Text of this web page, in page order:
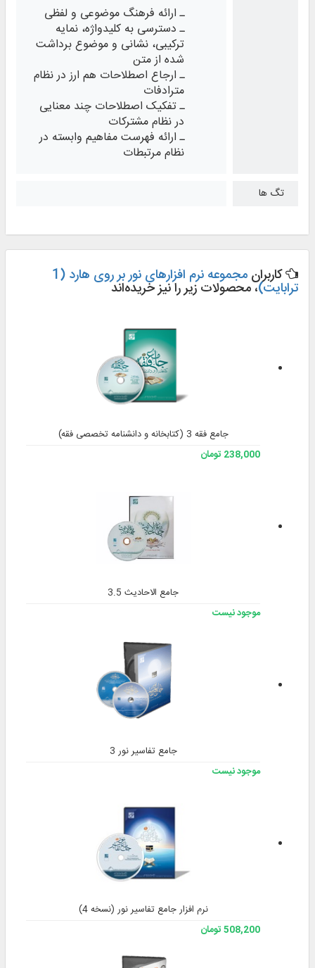
ـ ارائه فرهنگ موضوعی و لفظی
ـ دسترسی به کلیدواژه، نمایه
ترکیبی، نشانی و موضوع برداشت
شده از متن
ـ ارجاع اصطلاحات هم ارز در نظام
مترادفات
ـ تفکیک اصطلاحات چند معنایی
در نظام مشترکات
ـ ارائه فهرست مفاهیم وابسته در
نظام مرتبطات
تگ ها
کاربران مجموعه نرم افزارهای نور بر روی هارد (1
ترابایت)، محصولات زیر را نیز خریده‌اند
جامع فقه 3 (کتابخانه و دانشنامه تخصصی فقه)
238,000 تومان
جامع الاحادیث 3.5
موجود نیست
جامع تفاسیر نور 3
موجود نیست
نرم افزار جامع تفاسیر نور (نسخه 4)
508,200 تومان